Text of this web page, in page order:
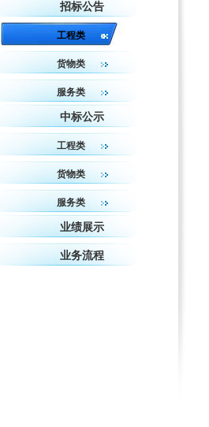
招标公告
工程类
货物类
服务类
中标公示
工程类
货物类
服务类
业绩展示
业务流程